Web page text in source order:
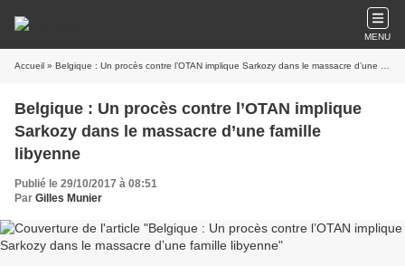
MENU
Accueil » Belgique : Un procès contre l’OTAN implique Sarkozy dans le massacre d’une famille libyenne
Belgique : Un procès contre l’OTAN implique
Sarkozy dans le massacre d’une famille
libyenne
Publié le 29/10/2017 à 08:51
Par Gilles Munier